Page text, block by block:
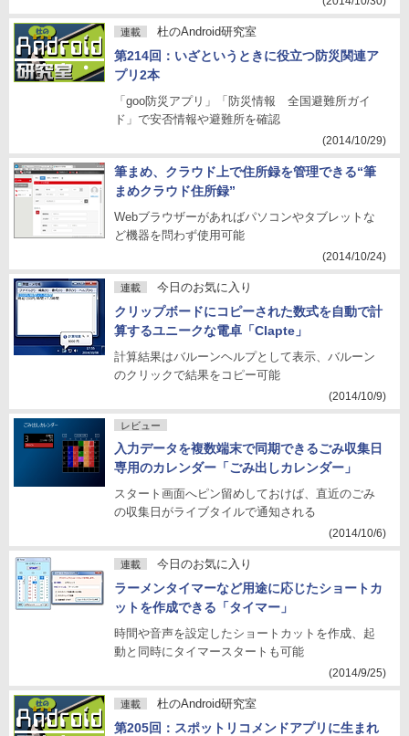
連載 杜のAndroid研究室
第214回：いざというときに役立つ防災関連ア
プリ2本
「goo防災アプリ」「防災情報 全国避難所ガイ
ド」で安否情報や避難所を確認
(2014/10/29)
筆まめ、クラウド上で住所録を管理できる“筆
まめクラウド住所録”
Webブラウザーがあればパソコンやタブレットな
ど機器を問わず使用可能
(2014/10/24)
連載 今日のお気に入り
クリップボードにコピーされた数式を自動で計
算するユニークな電卓「Clapte」
計算結果はバルーンヘルプとして表示、バルーン
のクリックで結果をコピー可能
(2014/10/9)
レビュー
入力データを複数端末で同期できるごみ収集日
専用のカレンダー「ごみ出しカレンダー」
スタート画面へピン留めしておけば、直近のごみ
の収集日がライブタイルで通知される
(2014/10/6)
連載 今日のお気に入り
ラーメンタイマーなど用途に応じたショートカ
ットを作成できる「タイマー」
時間や音声を設定したショートカットを作成、起
動と同時にタイマースタートも可能
(2014/9/25)
連載 杜のAndroid研究室
第205回：スポットリコメンドアプリに生まれ